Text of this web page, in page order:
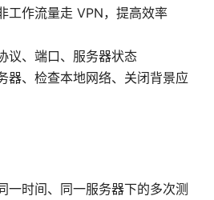
工作流量走 VPN，提高效率
议、端口、服务器状态
器、检查本地网络、关闭背景应
一时间、同一服务器下的多次测